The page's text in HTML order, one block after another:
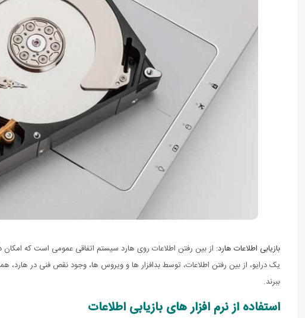
بازیابی اطلاعات هارد: از بین رفتن اطلاعات روی هارد سیستم اتفاقی عمومی است که
یک درایو، از بین رفتن اطلاعات، توسط بدافزار ها و ویروس ها، وجود نقص فنی در هارد،
ببرند.
استفاده از نرم افزار های بازیابی اطلاعات